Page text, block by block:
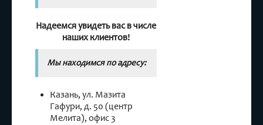
Надеемся увидеть вас в числе
наших клиентов!
Мы находимся по адресу:
Казань, ул. Мазита
Гафури, д. 50 (центр
Мелита), офис 3